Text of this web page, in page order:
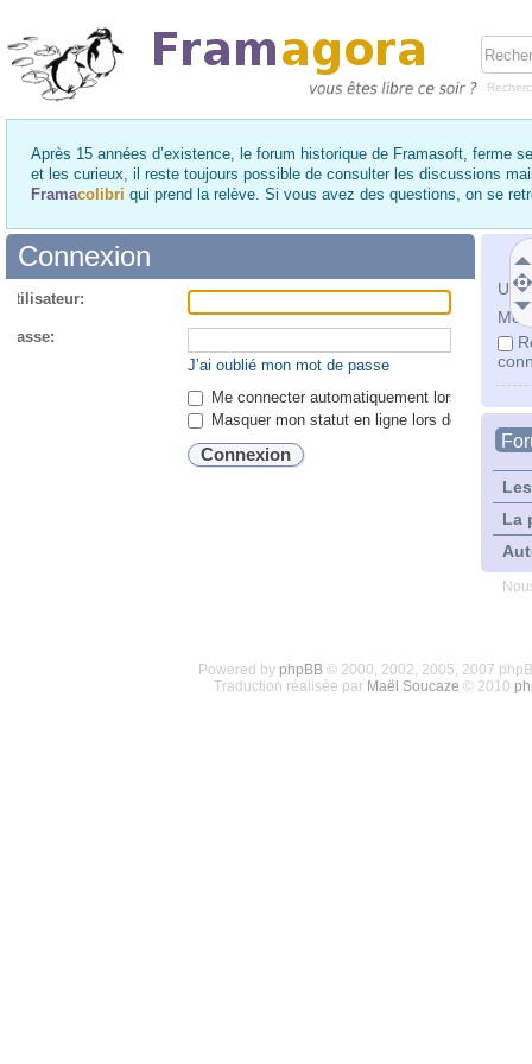
Après 15 années d’existence, le forum historique de Framasoft, ferme
et les curieux, il reste toujours possible de consulter les discussions
Framacolibri qui prend la relève. Si vous avez des questions, on se
Mot
La
Connexion
passe:
J’ai oublié mon mot de passe
Me connecter automatiquement lors de
Masquer mon statut en ligne lors de cette
Powered by phpBB© 2000, 2002, 2005, 2007
Traduction réalisée par Maël Soucaze © 2010